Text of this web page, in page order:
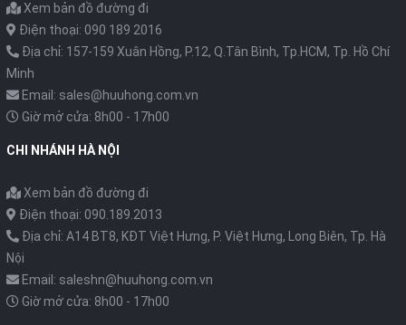
Xem bản đồ đường đi
Điện thoại: 090 189 2016
Địa chỉ: 157-159 Xuân Hồng, P.12, Q.Tân Bình, Tp.HCM, Tp. Hồ Chí
Minh
Email: sales@huuhong.com.vn
Giờ mở cửa: 8h00 - 17h00
CHI NHÁNH HÀ NỘI
Xem bản đồ đường đi
Điện thoại: 090.189.2013
Địa chỉ: A14 BT8, KĐT Việt Hưng, P. Việt Hưng, Long Biên, Tp. Hà
Nội
Email: saleshn@huuhong.com.vn
Giờ mở cửa: 8h00 - 17h00